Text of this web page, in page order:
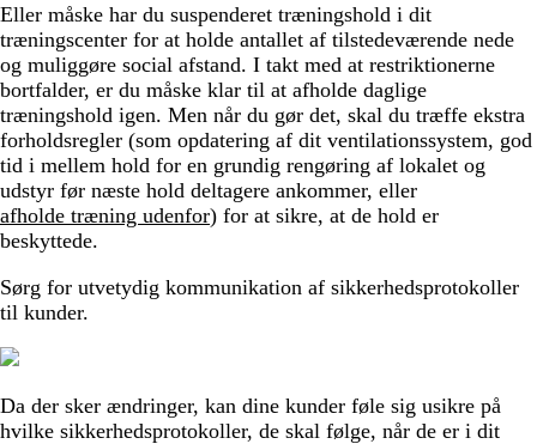
Eller måske har du suspenderet træningshold i dit
træningscenter for at holde antallet af tilstedeværende nede
og muliggøre social afstand. I takt med at restriktionerne
bortfalder, er du måske klar til at afholde daglige
træningshold igen. Men når du gør det, skal du træffe ekstra
forholdsregler (som opdatering af dit ventilationssystem, god
tid i mellem hold for en grundig rengøring af lokalet og
udstyr før næste hold deltagere ankommer, eller
afholde træning udenfor) for at sikre, at de hold er
beskyttede.
Sørg for utvetydig kommunikation af sikkerhedsprotokoller
til kunder.
Da der sker ændringer, kan dine kunder føle sig usikre på
hvilke sikkerhedsprotokoller, de skal følge, når de er i dit